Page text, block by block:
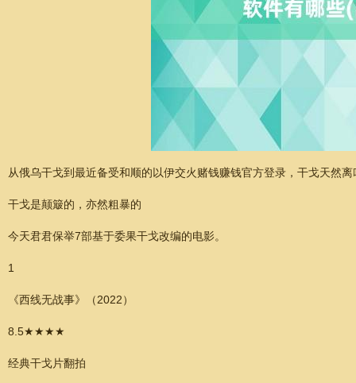
从俄乌干戈到最近备受和顺的以伊交火赌钱赚钱官方登录，干戈天然
干戈是颠簸的，亦然粗暴的
今天君君保举7部基于委果干戈改编的电影。
1
《西线无战事》（2022）
8.5★★★★
经典干戈片翻拍